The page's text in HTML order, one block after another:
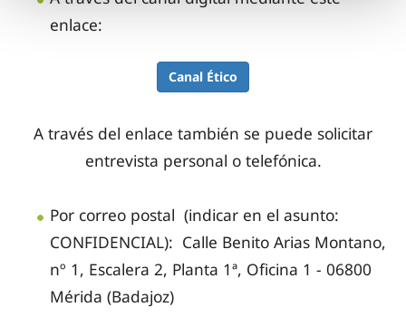
enlace:
Canal Ético
A través del enlace también se puede solicitar
entrevista personal o telefónica.
Por correo postal (indicar en el asunto:
CONFIDENCIAL): Calle Benito Arias Montano,
nº 1, Escalera 2, Planta 1ª, Oficina 1 - 06800
Mérida (Badajoz)